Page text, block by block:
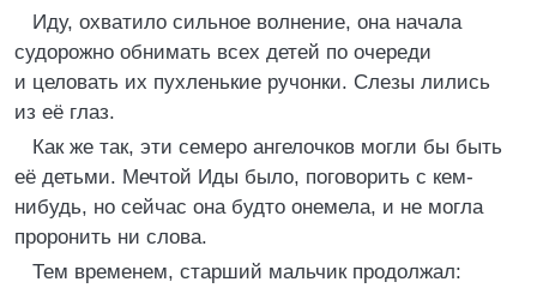
Иду, охватило сильное волнение, она начала
судорожно обнимать всех детей по очереди
и целовать их пухленькие ручонки. Слезы лились
из её глаз.
Как же так, эти семеро ангелочков могли бы быть
её детьми. Мечтой Иды было, поговорить с кем-
нибудь, но сейчас она будто онемела, и не могла
проронить ни слова.
Тем временем, старший мальчик продолжал: